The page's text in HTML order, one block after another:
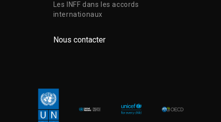
Les INFF dans les accords
internationaux
Nous contacter